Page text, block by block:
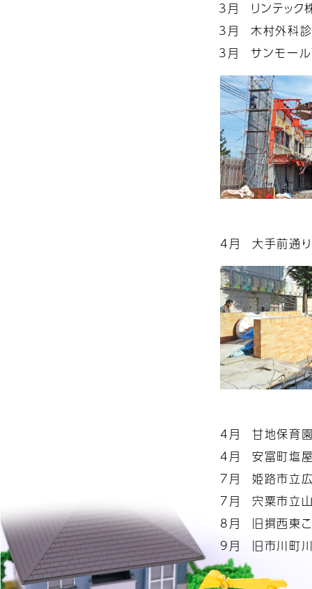
3月
3月
3月
リンテッ
木村外科
サンモー
4月 大手前通
4月
4月
7月
7月
8月
9月
甘地保育
安富町塩
姫路市立
宍粟市立
旧揖西東
旧市川町